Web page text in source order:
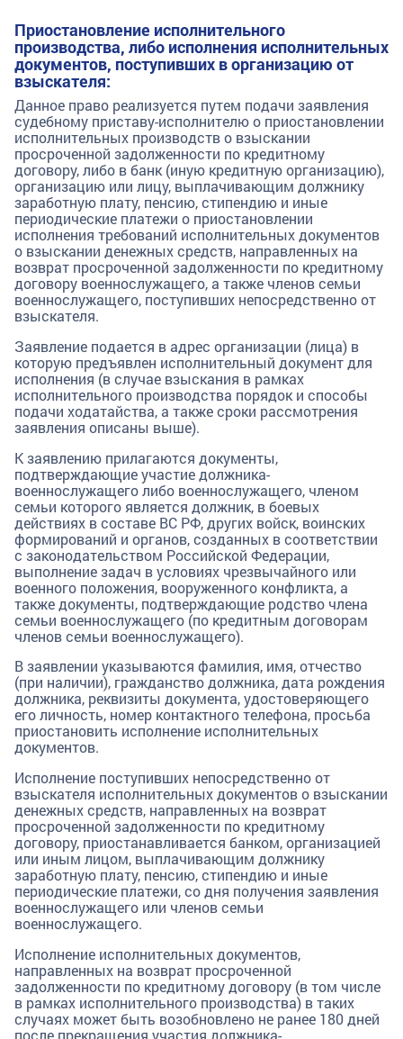
Приостановление исполнительного
производства, либо исполнения исполнительных
документов, поступивших в организацию от
взыскателя:
Данное право реализуется путем подачи заявления
судебному приставу-исполнителю о приостановлении
исполнительных производств о взыскании
просроченной задолженности по кредитному
договору, либо в банк (иную кредитную организацию),
организацию или лицу, выплачивающим должнику
заработную плату, пенсию, стипендию и иные
периодические платежи о приостановлении
исполнения требований исполнительных документов
о взыскании денежных средств, направленных на
возврат просроченной задолженности по кредитному
договору военнослужащего, а также членов семьи
военнослужащего, поступивших непосредственно от
взыскателя.
Заявление подается в адрес организации (лица) в
которую предъявлен исполнительный документ для
исполнения (в случае взыскания в рамках
исполнительного производства порядок и способы
подачи ходатайства, а также сроки рассмотрения
заявления описаны выше).
К заявлению прилагаются документы,
подтверждающие участие должника-
военнослужащего либо военнослужащего, членом
семьи которого является должник, в боевых
действиях в составе ВС РФ, других войск, воинских
формирований и органов, созданных в соответствии
с законодательством Российской Федерации,
выполнение задач в условиях чрезвычайного или
военного положения, вооруженного конфликта, а
также документы, подтверждающие родство члена
семьи военнослужащего (по кредитным договорам
членов семьи военнослужащего).
В заявлении указываются фамилия, имя, отчество
(при наличии), гражданство должника, дата рождения
должника, реквизиты документа, удостоверяющего
его личность, номер контактного телефона, просьба
приостановить исполнение исполнительных
документов.
Исполнение поступивших непосредственно от
взыскателя исполнительных документов о взыскании
денежных средств, направленных на возврат
просроченной задолженности по кредитному
договору, приостанавливается банком, организацией
или иным лицом, выплачивающим должнику
заработную плату, пенсию, стипендию и иные
периодические платежи, со дня получения заявления
военнослужащего или членов семьи
военнослужащего.
Исполнение исполнительных документов,
направленных на возврат просроченной
задолженности по кредитному договору (в том числе
в рамках исполнительного производства) в таких
случаях может быть возобновлено не ранее 180 дней